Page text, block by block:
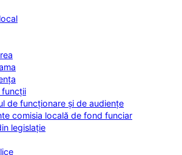
funcții
de funcționare și de audiențe
comisia locală de fond funciar
legislație